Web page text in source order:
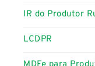
IR do Produtor
LCDPR